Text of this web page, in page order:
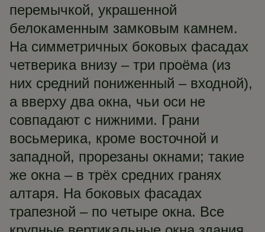
перемычкой, украшенной
белокаменным замковым камнем.
На симметричных боковых фасадах
четверика внизу – три проёма (из
них средний пониженный – входной),
а вверху два окна, чьи оси не
совпадают с нижними. Грани
восьмерика, кроме восточной и
западной, прорезаны окнами; такие
же окна – в трёх средних гранях
алтаря. На боковых фасадах
трапезной – по четыре окна. Все